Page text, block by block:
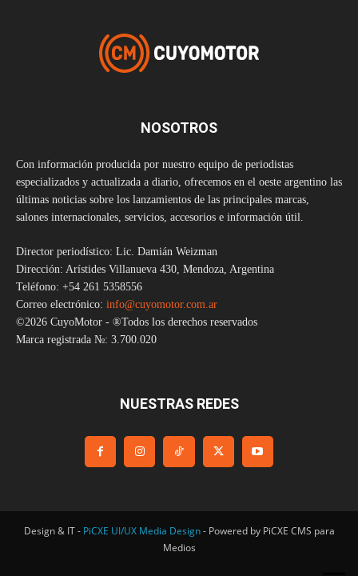
NOSOTROS
Con información producida por nuestro equipo de periodistas
especializados y actualizada a diario, ofrecemos en el oeste argentino las
últimas noticias sobre los lanzamientos de las principales marcas,
salones internacionales, servicios, accesorios e información útil.
Director periodístico: Lic. Damián Weizman
Dirección: Arístides Villanueva 430, Mendoza, Argentina
Teléfono: +54 261 5358556
Correo electrónico: info@cuyomotor.com.ar
©2026 CuyoMotor - ®Todos los derechos reservados
Marca registrada №: 3.700.020
NUESTRAS REDES
Design & IT - PiCXE UI/UX Media Design- Powered by PiCXE CMS para
Medios